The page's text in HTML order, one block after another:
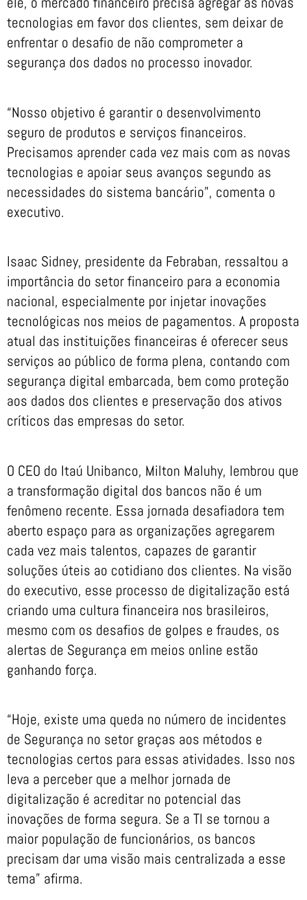
tecnologias em favor dos clientes, sem deixar de
enfrentar o desafio de não comprometer a
segurança dos dados no processo inovador.
“Nosso objetivo é garantir o desenvolvimento
seguro de produtos e serviços financeiros.
Precisamos aprender cada vez mais com as novas
tecnologias e apoiar seus avanços segundo as
necessidades do sistema bancário”, comenta o
executivo.
Isaac Sidney, presidente da Febraban, ressaltou a
importância do setor financeiro para a economia
nacional, especialmente por injetar inovações
tecnológicas nos meios de pagamentos. A proposta
atual das instituições financeiras é oferecer seus
serviços ao público de forma plena, contando com
segurança digital embarcada, bem como proteção
aos dados dos clientes e preservação dos ativos
críticos das empresas do setor.
O CEO do Itaú Unibanco, Milton Maluhy, lembrou que
a transformação digital dos bancos não é um
fenômeno recente. Essa jornada desafiadora tem
aberto espaço para as organizações agregarem
cada vez mais talentos, capazes de garantir
soluções úteis ao cotidiano dos clientes. Na visão
do executivo, esse processo de digitalização está
criando uma cultura financeira nos brasileiros,
mesmo com os desafios de golpes e fraudes, os
alertas de Segurança em meios online estão
ganhando força.
“Hoje, existe uma queda no número de incidentes
de Segurança no setor graças aos métodos e
tecnologias certos para essas atividades. Isso nos
leva a perceber que a melhor jornada de
digitalização é acreditar no potencial das
inovações de forma segura. Se a TI se tornou a
maior população de funcionários, os bancos
precisam dar uma visão mais centralizada a esse
tema” afirma.